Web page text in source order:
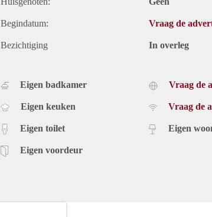
Begindatum: Vraag de
Bezichtiging In overleg
Eigen badkamer
Eigen keuken
Eigen toilet
Eigen voordeur
Vraag de
Vraag de
Eigen